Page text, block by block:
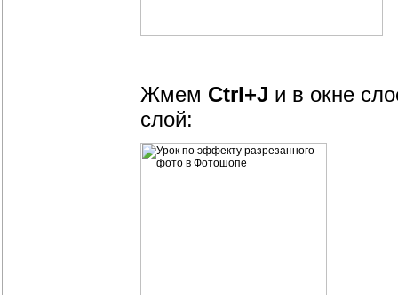
Жмем Ctrl+J и в окне
слой: